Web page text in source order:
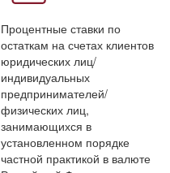
Процентные ставки по
остаткам на счетах клиентов
юридических лиц/
индивидуальных
предпринимателей/
физических лиц,
занимающихся в
установленном порядке
частной практикой в валюте